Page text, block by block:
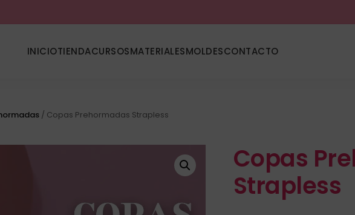
INICIOTIENDACURSOSMATERIALESMOLDESCONTACTO
/ Copas Prehormadas Strapless
Copas
Strapless